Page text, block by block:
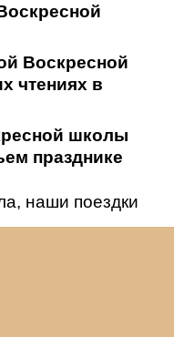
Воскресной
чтениях в
школы
празднике
, наши поездки